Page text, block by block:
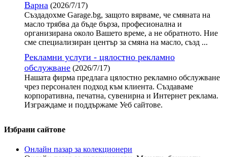
Варна (2026/7/17)
Създадохме Garage.bg, защото вярваме, че смяната на
масло трябва да бъде бърза, професионална и
организирана около Вашето време, а не обратното. Ние
сме специализиран център за смяна на масло, създ ...
Рекламни услуги - цялостно рекламно
обслужване (2026/7/17)
Нашата фирма предлага цялостно рекламно обслужване
чрез персонален подход към клиента. Създаваме
корпоративна, печатна, сувенирна и Интернет реклама.
Изграждаме и поддържаме Уеб сайтове.
Избрани сайтове
Онлайн пазар за колекционери